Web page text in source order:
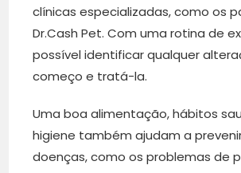
clínicas especializadas, como os
Dr.Cash Pet. Com uma rotina de
possível identificar qualquer
começo e tratá-la.
Uma boa alimentação, hábitos
higiene também ajudam a
doenças, como os problemas de